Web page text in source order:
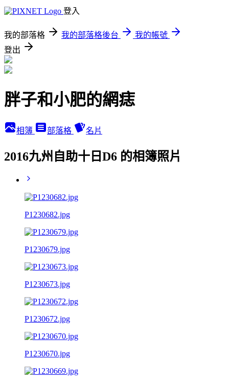
登入
我的部落格 我的部落格後台
我的帳號
登出
胖子和小肥的網痣
相簿 部落格 名片
2016九州自助十日D6 的相簿照片
P1230682.jpg
P1230679.jpg
P1230673.jpg
P1230672.jpg
P1230670.jpg